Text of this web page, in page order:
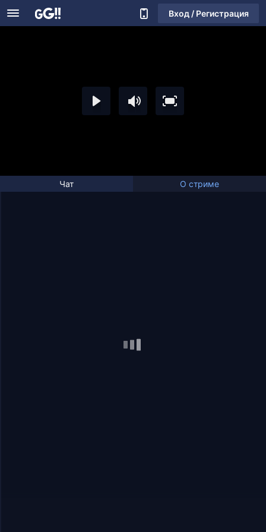
Вход / Регистрация
Чат О стриме